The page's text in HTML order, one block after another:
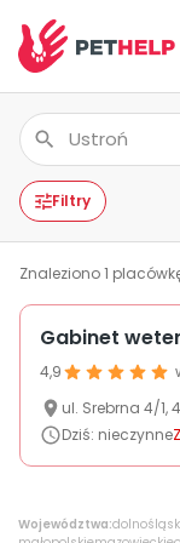
Pakiety
Ubezpieczenie
Benefit dla firm
Placówki
Zaloguj się
Filtry
Znaleziono1
Gabinet
4,9
ul. Srebrna 4/1,
Dziś: nieczynne
Województwa: